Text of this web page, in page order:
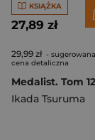
KSIĄŻKA
27,89 zł
29,99 zł - sugerowana
cena detaliczna
Medalist. Tom 12
Ikada Tsuruma